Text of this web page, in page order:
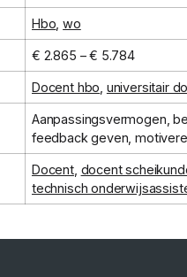
Hbo ,wo
€ 2.865 – € 5.784
Docent hbo universitair
Aanpassingsvermogen,
feedback geven,
Docent, docent
technisch